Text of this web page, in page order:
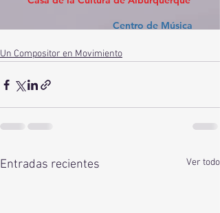
Un Compositor en Movimiento
Entradas recientes Ver todo